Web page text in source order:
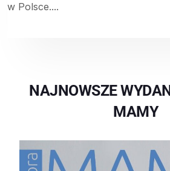
w Polsce....
NAJNOWSZE
MAMY